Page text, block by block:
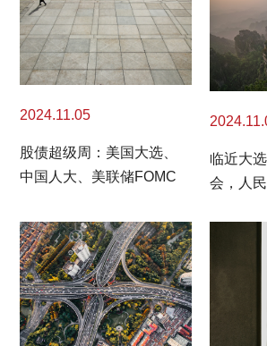
2024.11.05
股债超级周：美国大选、
中国人大、美联储FOMC
临近大
会，人